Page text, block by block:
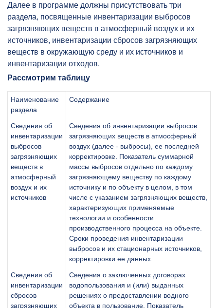
Далее в программе должны присутствовать три
раздела, посвященные инвентаризации выбросов
загрязняющих веществ в атмосферный воздух и их
источников, инвентаризации сбросов загрязняющих
веществ в окружающую среду и их источников и
инвентаризации отходов.
Рассмотрим таблицу
Наименование
раздела
Содержание
Сведения об
инвентаризации
выбросов
загрязняющих
веществ в
атмосферный
воздух и их
источников
Сведения об инвентаризации выбросов
загрязняющих веществ в атмосферный
воздух (далее - выбросы), ее последней
корректировке. Показатель суммарной
массы выбросов отдельно по каждому
загрязняющему веществу по каждому
источнику и по объекту в целом, в том
числе с указанием загрязняющих веществ,
характеризующих применяемые
технологии и особенности
производственного процесса на объекте.
Сроки проведения инвентаризации
выбросов и их стационарных источников,
корректировки ее данных.
Сведения об
инвентаризации
сбросов
загрязняющих
Сведения о заключенных договорах
водопользования и (или) выданных
решениях о предоставлении водного
объекта в пользование. Показатель